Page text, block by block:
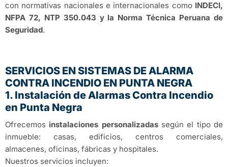
con normativas nacionales e internacionales como INDECI,
NFPA 72, NTP 350.043 y la Norma Técnica Peruana de
Seguridad.
SERVICIOS EN SISTEMAS DE ALARMA
CONTRA INCENDIO EN PUNTA NEGRA
1. Instalación de Alarmas Contra Incendio
en Punta Negra
Ofrecemos instalaciones personalizadassegún el tipo de
inmueble: casas, edificios, centros comerciales,
almacenes, oficinas, fábricas y hospitales.
Nuestros servicios incluyen: